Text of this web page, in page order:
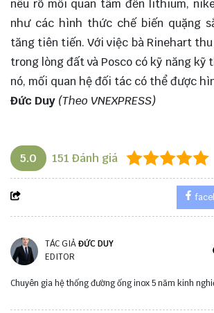
nêu rõ mối quan tâm đến lithium,
như các hình thức chế biến quặng
tăng tiên tiến. Với việc bà Rinehart
trong lòng đất và Posco có kỹ năng kỹ
nó, mối quan hệ đối tác có thể được
Đức Duy (Theo VNEXPRESS)
5.0 151 Đánh giá
TÁC GIẢĐỨC DUY
EDITOR
Chuyên gia hệ thống đường ống inox 5 năm kinh